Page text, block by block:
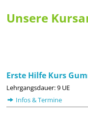
Unsere
Erste Hilfe Kurs
Lehrgangsdauer: 9 UE
Infos & Termine